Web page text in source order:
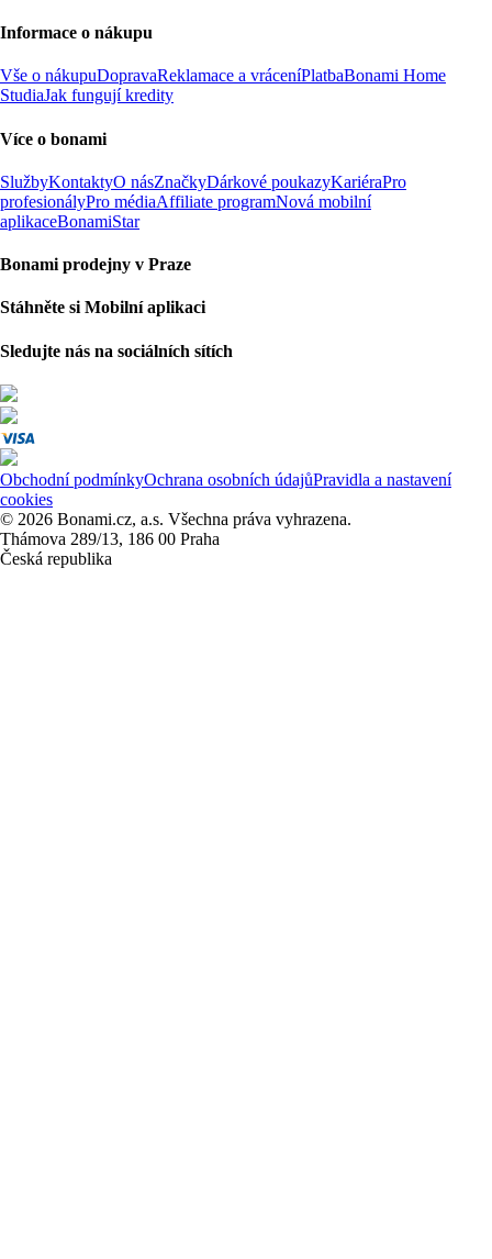
Informace o nákupu
Vše o nákupuDopravaReklamace a vráceníPlatbaBonami Home
StudiaJak fungují kredity
Více o bonami
SlužbyKontaktyO násZnačkyDárkové poukazyKariéraPro
profesionályPro médiaAffiliate programNová mobilní
aplikaceBonamiStar
Bonami prodejny v Praze
Stáhněte si Mobilní aplikaci
Sledujte nás na sociálních sítích
Obchodní podmínkyOchrana osobních údajůPravidla a nastavení
cookies
© 2026 Bonami.cz, a.s. Všechna práva vyhrazena.
Thámova 289/13, 186 00 Praha
Česká republika